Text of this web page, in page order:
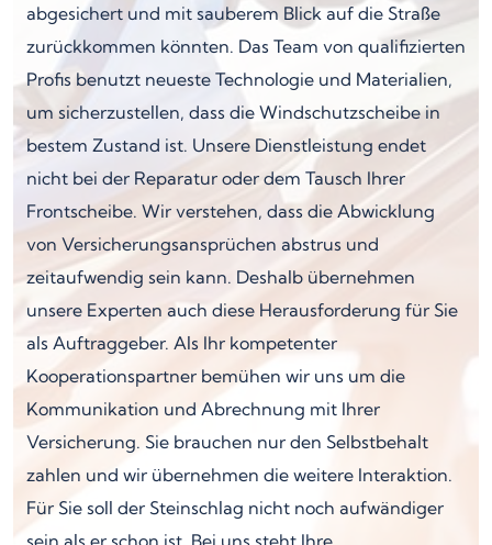
abgesichert und mit sauberem Blick auf die Straße
zurückkommen könnten. Das Team von qualifizierten
Profis benutzt neueste Technologie und Materialien,
um sicherzustellen, dass die Windschutzscheibe in
bestem Zustand ist. Unsere Dienstleistung endet
nicht bei der Reparatur oder dem Tausch Ihrer
Frontscheibe. Wir verstehen, dass die Abwicklung
von Versicherungsansprüchen abstrus und
zeitaufwendig sein kann. Deshalb übernehmen
unsere Experten auch diese Herausforderung für Sie
als Auftraggeber. Als Ihr kompetenter
Kooperationspartner bemühen wir uns um die
Kommunikation und Abrechnung mit Ihrer
Versicherung. Sie brauchen nur den Selbstbehalt
zahlen und wir übernehmen die weitere Interaktion.
Für Sie soll der Steinschlag nicht noch aufwändiger
sein als er schon ist. Bei uns steht Ihre